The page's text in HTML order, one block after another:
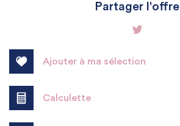
Partager l'offre
Ajouter à ma sélection
Calculette